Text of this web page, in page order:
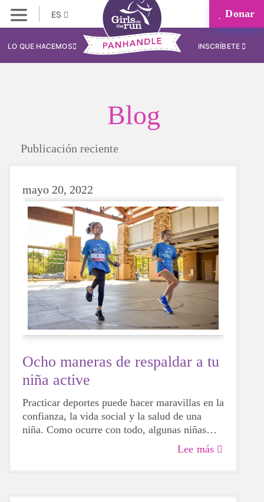
ES Donar
LO QUE HACEMOS INSCRÍBETE
Blog
Publicación reciente
mayo 20, 2022
Ocho maneras de respaldar a tu
niña active
Practicar deportes puede hacer maravillas en la
confianza, la vida social y la salud de una
niña. Como ocurre con todo, algunas niñas
serán más hábiles que otras, pero eso no
significa que no deban intentarlo. Para bien o
Lee más